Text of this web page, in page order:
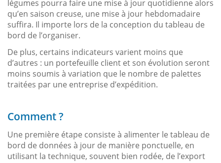
légumes pourra faire une mise à jour quotidienne alors
qu’en saison creuse, une mise à jour hebdomadaire
suffira. Il importe lors de la conception du tableau de
bord de l’organiser.
De plus, certains indicateurs varient moins que
d’autres : un portefeuille client et son évolution seront
moins soumis à variation que le nombre de palettes
traitées par une entreprise d’expédition.
Comment ?
Une première étape consiste à alimenter le tableau de
bord de données à jour de manière ponctuelle, en
utilisant la technique, souvent bien rodée, de l’export